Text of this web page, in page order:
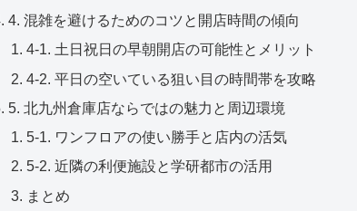
4. 混雑を避けるためのコツと開店時間の傾向
4-1. 土日祝日の早朝開店の可能性とメリット
4-2. 平日の空いている狙い目の時間帯を攻略
5. 北九州倉庫店ならではの魅力と周辺環境
5-1. ワンフロアの使い勝手と店内の活気
5-2. 近隣の利便施設と学研都市の活用
まとめ